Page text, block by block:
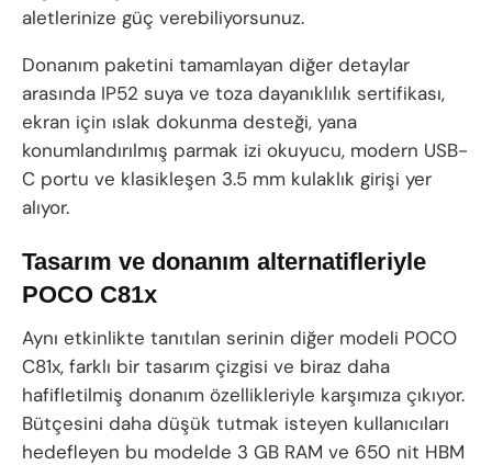
aletlerinize güç verebiliyorsunuz.
Donanım paketini tamamlayan diğer detaylar
arasında IP52 suya ve toza dayanıklılık sertifikası,
ekran için ıslak dokunma desteği, yana
konumlandırılmış parmak izi okuyucu, modern USB-
C portu ve klasikleşen 3.5 mm kulaklık girişi yer
alıyor.
Tasarım ve donanım alternatifleriyle
POCO C81x
Aynı etkinlikte tanıtılan serinin diğer modeli POCO
C81x, farklı bir tasarım çizgisi ve biraz daha
hafifletilmiş donanım özellikleriyle karşımıza çıkıyor.
Bütçesini daha düşük tutmak isteyen kullanıcıları
hedefleyen bu modelde 3 GB RAM ve 650 nit HBM